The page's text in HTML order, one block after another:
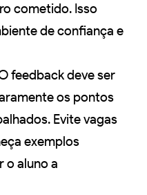
cometido. Isso
de confiança e
feedback deve ser
os pontos
Evite vagas
exemplos
o aluno a